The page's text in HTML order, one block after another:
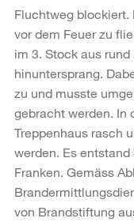
Fluchtweg blockiert.
vor dem Feuer zu
im 3. Stock aus
hinuntersprang.
zu und musste
gebracht werden. In
Treppenhaus rasch
werden. Es entstand
Franken. Gemäss
von Brandstiftung